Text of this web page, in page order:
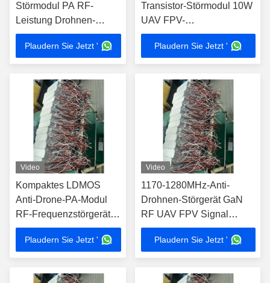
Störmodul PA RF-
Leistung Drohnen-
Frequenzblocker 10W
950-1050MHz
Plaudern Sie Jetzt '
Transistor-Störmodul 10W
UAV FPV-
Signalstörungssystem
1550-1620MHz
Plaudern Sie Jetzt '
Video
Kompaktes LDMOS
Anti-Drone-PA-Modul
RF-Frequenzstörgerät
10W 720-840MHz
Plaudern Sie Jetzt '
Video
1170-1280MHz-Anti-
Drohnen-Störgerät GaN
RF UAV FPV Signal
Störung 10W
Plaudern Sie Jetzt '